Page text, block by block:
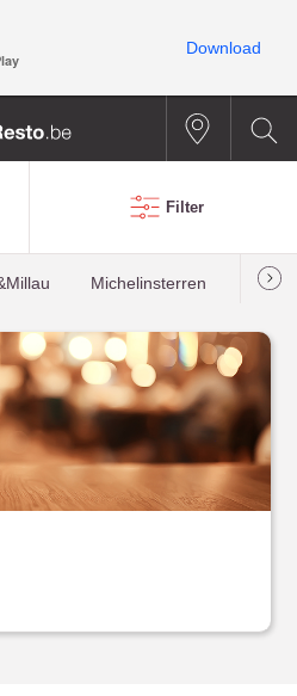
Filter
Michelinsterren
Download